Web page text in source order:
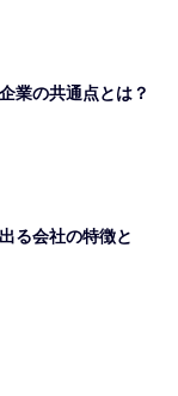
業の共通点とは？
る会社の特徴と